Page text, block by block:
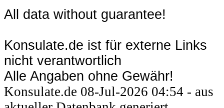
All data without guarantee!
Konsulate.de ist für externe Links
nicht verantwortlich
Alle Angaben ohne Gewähr!
Konsulate.de 08-Jul-2026 04:54 - aus